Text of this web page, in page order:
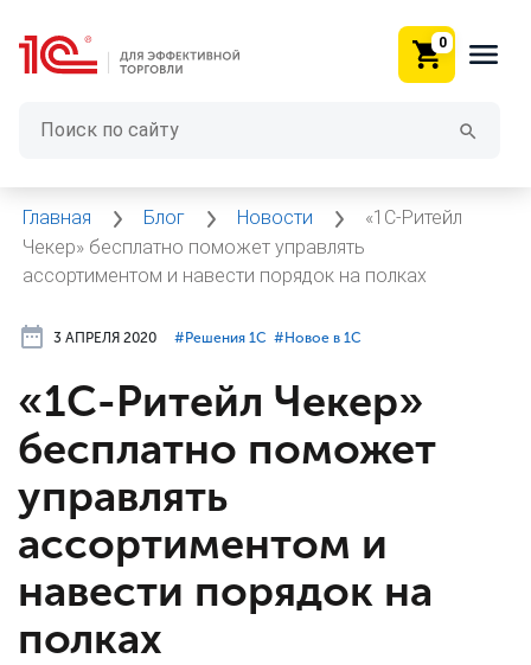
0
Главная Блог Новости
«1С-Ритейл
Чекер» бесплатно поможет управлять
ассортиментом и навести порядок на полках
3 АПРЕЛЯ 2020 #⁣Решения 1С #⁣Новое в 1С
«1С-Ритейл Чекер»
бесплатно поможет
управлять
ассортиментом и
навести порядок на
полках